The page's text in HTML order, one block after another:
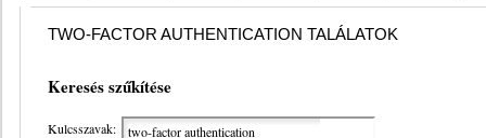
TWO-FACTOR AUTHENTICATION TALÁLATOK
Keresés szűkítése
Kulcsszavak: